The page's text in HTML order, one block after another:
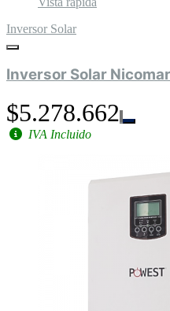
Inversor Solar
Inversor Solar
$5.278.662
IVA Incluido